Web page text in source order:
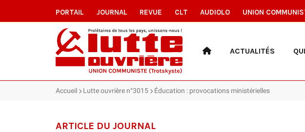
PORTAIL JOURNAL REVUE CLT AUDIOLO UNION
ACTUALITÉS
Accueil Lutte ouvrière n°3015 Éducation : provocations ministérielles
ARTICLE DU JOURNAL